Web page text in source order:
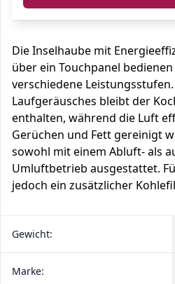
Die Inselhaube mit
über ein Touchpanel
verschiedene
Laufgeräusches bleibt der
enthalten, während die Luft
Gerüchen und Fett gereinigt
sowohl mit einem Abluft- als
Umluftbetrieb ausgestattet.
jedoch ein zusätzlicher
Gewicht:
Marke: